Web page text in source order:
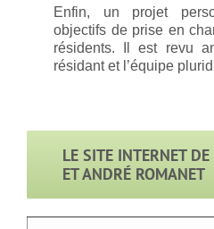
Enfin, un projet
objectifs de prise en
résidents. Il est revu
résidant et l’équipe
LE SITE INTERNET
ET ANDRÉ ROMANET